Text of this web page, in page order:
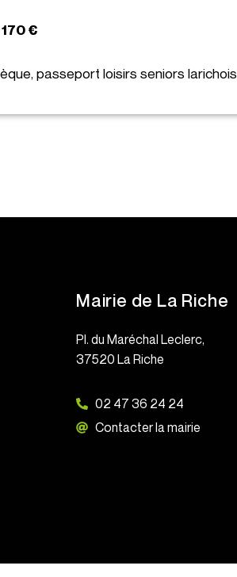
170 €
passeport loisirs seniors
Mairie de La Riche
Pl. du Maréchal Leclerc,
37520 La Riche
02 47 36 24 24
Contacter la mairie